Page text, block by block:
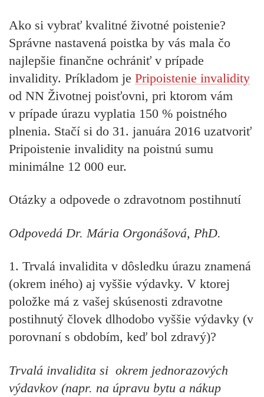
Ako si vybrať kvalitné životné poistenie?
Správne nastavená poistka by vás mala čo
najlepšie finančne ochrániť v prípade
invalidity. Príkladom je Pripoistenie invalidity
od NN Životnej poisťovni, pri ktorom vám
v prípade úrazu vyplatia 150 % poistného
plnenia. Stačí si do 31. januára 2016 uzatvoriť
Pripoistenie invalidity na poistnú sumu
minimálne 12 000 eur.
Otázky a odpovede o zdravotnom postihnutí
Odpovedá Dr. Mária Orgonášová, PhD.
1. Trvalá invalidita v dôsledku úrazu znamená
(okrem iného) aj vyššie výdavky. V ktorej
položke má z vašej skúsenosti zdravotne
postihnutý človek dlhodobo vyššie výdavky (v
porovnaní s obdobím, keď bol zdravý)?
Trvalá invalidita si okrem jednorazových
výdavkov (napr. na úpravu bytu a nákup